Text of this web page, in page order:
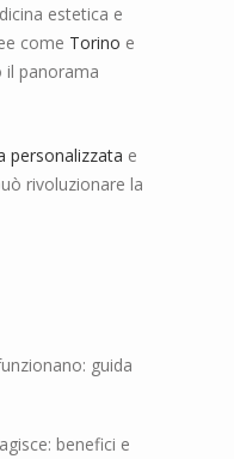
estetica e
come Torino e
il panorama
personalizzata e
rivoluzionare la
guida
benefici e